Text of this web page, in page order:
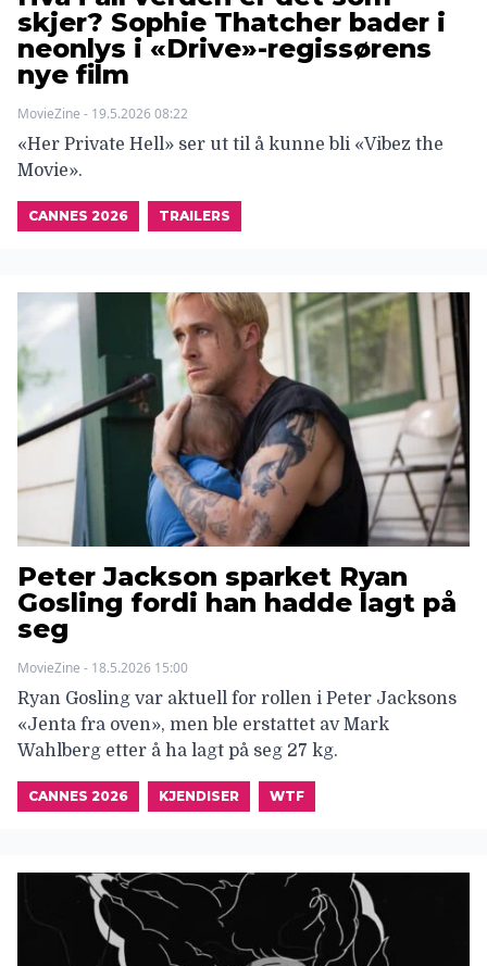
skjer? Sophie Thatcher bader i
neonlys i «Drive»-regissørens
nye film
MovieZine - 19.5.2026 08:22
«Her Private Hell» ser ut til å kunne bli «Vibez the
Movie».
CANNES 2026 TRAILERS
Peter Jackson sparket Ryan
Gosling fordi han hadde lagt på
seg
MovieZine - 18.5.2026 15:00
Ryan Gosling var aktuell for rollen i Peter Jacksons
«Jenta fra oven», men ble erstattet av Mark
Wahlberg etter å ha lagt på seg 27 kg.
CANNES 2026 KJENDISER WTF